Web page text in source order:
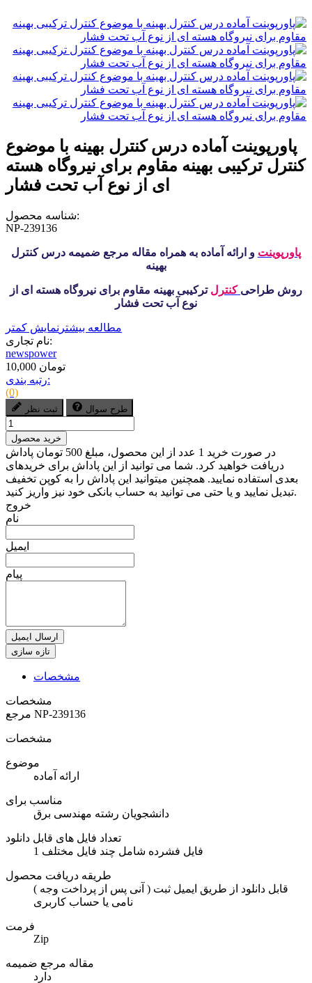
پاورپوینت آماده درس کنترل بهینه با موضوع
کنترل ترکیبی بهینه مقاوم برای نیروگاه هسته
ای از نوع آب تحت فشار
شناسه محصول:
NP-239136
پاورپوینت و ارائه آماده به همراه مقاله مرجع ضمیمه درس کنترل
بهینه
روش طراحی کنترل ترکیبی بهینه مقاوم برای نیروگاه هسته ای از
نوع آب تحت فشار
مطالعه بیشتر نمایش کمتر
نام تجاری:
newspower
10,000 تومان
رتبه بندی:
(0)
ثبت نظر طرح سوال
خرید محصول
در صورت خرید 1 عدد از این محصول، مبلغ 500 تومان پاداش
دریافت خواهید کرد. شما می توانید از این پاداش برای خریدهای
بعدی استفاده نمایید. همچنین میتوانید این پاداش را به کوپن تخفیف
تبدیل نمایید و یا حتی می توانید به حساب بانکی خود نیز واریز کنید.
خروج
نام
ایمیل
پیام
ارسال ایمیل
مشخصات
مشخصات
NP-239136
مشخصات
موضوع
ارائه آماده
مناسب برای
دانشجویان رشته مهندسی برق
تعداد فایل های قابل دانلود
1 فایل فشرده شامل چند فایل مختلف
طریقه دریافت محصول
( آنی پس از پرداخت وجه ) قابل دانلود از طریق ایمیل ثبت
نامی یا حساب کاربری
فرمت
Zip
مقاله مرجع ضمیمه
دارد